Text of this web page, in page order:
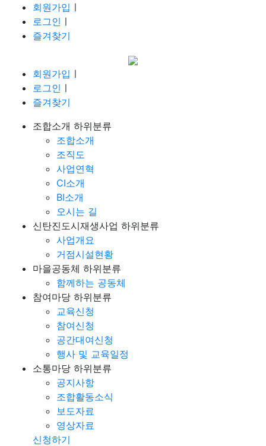
회원가입 ㅣ
로그인 ㅣ
즐겨찾기
회원가입 ㅣ
로그인 ㅣ
즐겨찾기
조합소개 하위분류
조합소개
조직도
사업연혁
CI소개
BI소개
오시는 길
신탄진도시재생사업 하위분류
사업개요
거점시설현황
마을공동체 하위분류
함께하는 공동체
참여마당 하위분류
교육신청
참여신청
공간대여신청
행사 및 교육일정
소통마당 하위분류
공지사항
조합활동소식
보도자료
영상자료
신청하기